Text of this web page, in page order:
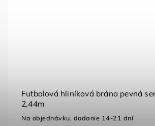
Futbalová hliníková brána pevná
2,44m
Na objednávku, dodanie 14-21 dní